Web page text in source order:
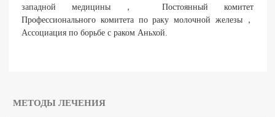
западной медицины， Постоянный комитет
Профессионального комитета по раку молочной железы，
Ассоциация по борьбе с раком Аньхой.
МЕТОДЫ ЛЕЧЕНИЯ